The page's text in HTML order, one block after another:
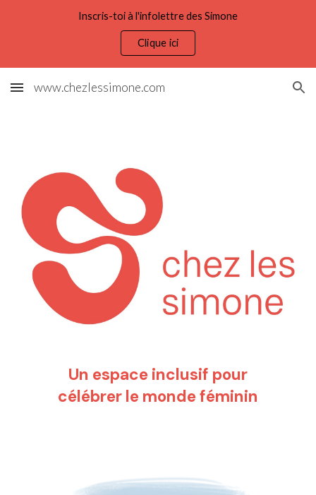
Inscris-toi à l'infolettre des Simone
Clique ici
www.chezlessimone.com
Un espace inclusif pour
célébrer le monde féminin